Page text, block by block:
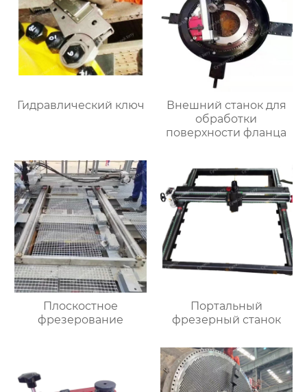
Гидравлический ключ
Внешний станок для
обработки
поверхности фланца
Плоскостное
фрезерование
Портальный
фрезерный станок